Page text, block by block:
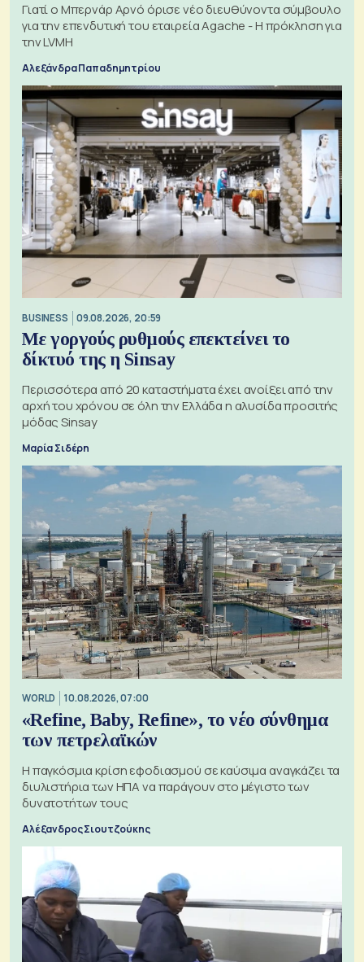
Γιατί ο Μπερνάρ Αρνό όρισε νέο διευθύνοντα σύμβουλο
για την επενδυτική του εταιρεία Agache - Η πρόκληση για
την LVMH
Αλεξάνδρα Παπαδημητρίου
BUSINESS 09.08.2026, 20:59
Με γοργούς ρυθμούς επεκτείνει το
δίκτυό της η Sinsay
Περισσότερα από 20 καταστήματα έχει ανοίξει από την
αρχή του χρόνου σε όλη την Ελλάδα η αλυσίδα προσιτής
μόδας Sinsay
Μαρία Σιδέρη
WORLD 10.08.2026, 07:00
«Refine, Baby, Refine», το νέο σύνθημα
των πετρελαϊκών
Η παγκόσμια κρίση εφοδιασμού σε καύσιμα αναγκάζει τα
διυλιστήρια των ΗΠΑ να παράγουν στο μέγιστο των
δυνατοτήτων τους
Αλέξανδρος Σιουτζούκης